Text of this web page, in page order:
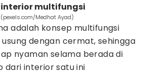
interior multifungsi
Medhat Ayad)
adalah konsep multifungsi
dengan cermat, sehingga
nyaman selama berada di
dari interior satu ini